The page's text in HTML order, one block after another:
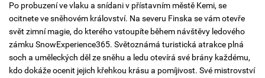
Po probuzení ve vlaku a snídani v přístavním městě Kemi, se
ocitnete ve sněhovém království. Na severu Finska se vám otevře
svět zimní magie, do kterého vstoupíte během návštěvy ledového
zámku SnowExperience365. Světoznámá turistická atrakce plná
soch a uměleckých děl ze sněhu a ledu otevírá své brány každému,
kdo dokáže ocenit jejich křehkou krásu a pomíjivost. Své mistrovství